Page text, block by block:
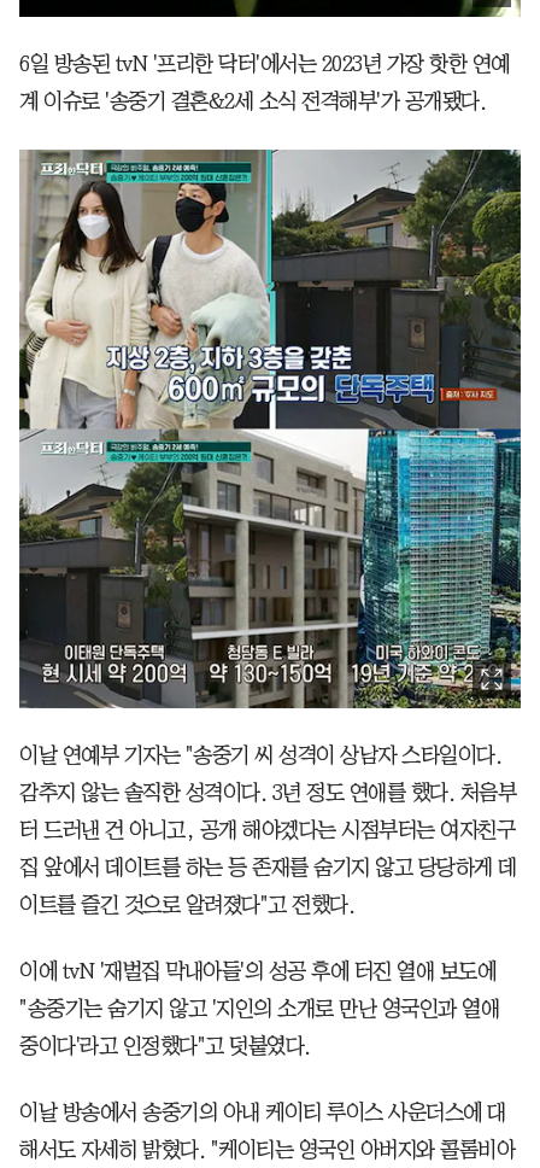
6일 방송된 tvN '프리한 닥터'에서는 2023년 가장 핫한 연예
계 이슈로 '송중기 결혼&2세 소식 전격해부'가 공개됐다.
이날 연예부 기자는 "송중기 씨 성격이 상남자 스타일이다.
감추지 않는 솔직한 성격이다. 3년 정도 연애를 했다. 처음부
터 드러낸 건 아니고, 공개 해야겠다는 시점부터는 여자친구
집 앞에서 데이트를 하는 등 존재를 숨기지 않고 당당하게 데
이트를 즐긴 것으로 알려졌다"고 전했다.
이에 tvN '재벌집 막내아들'의 성공 후에 터진 열애 보도에
"송중기는 숨기지 않고 '지인의 소개로 만난 영국인과 열애
중이다'라고 인정했다"고 덧붙였다.
이날 방송에서 송중기의 아내 케이티 루이스 사운더스에 대
해서도 자세히 밝혔다. "케이티는 영국인 아버지와 콜롬비아